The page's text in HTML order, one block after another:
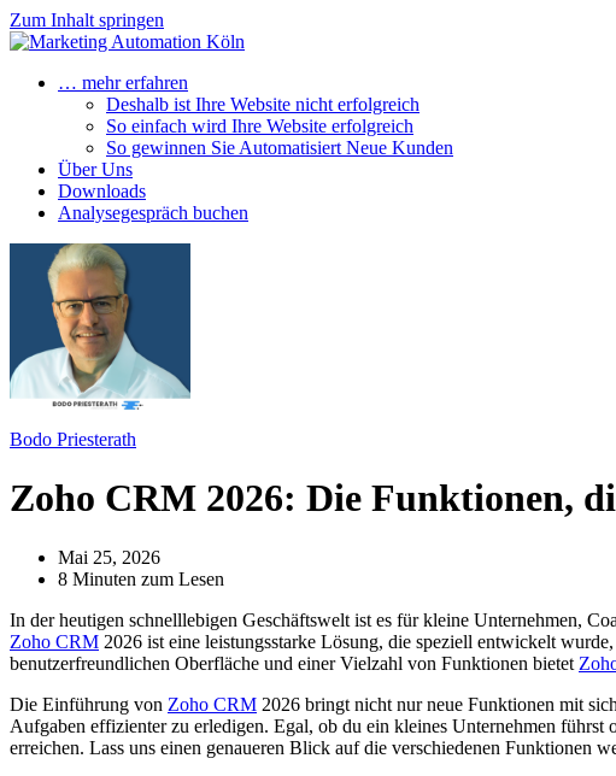
Zum Inhalt springen
… mehr erfahren
Deshalb ist Ihre Website nicht erfolgreich
So einfach wird Ihre Website erfolgreich
So gewinnen Sie Automatisiert Neue Kunden
Über Uns
Downloads
Analysegespräch buchen
Bodo Priesterath
Zoho CRM 2026: Die Funktionen,
Mai 25, 2026
8 Minuten zum Lesen
In der heutigen schnelllebigen Geschäftswelt ist es für kleine Unternehmen,
Zoho CRM 2026 ist eine leistungsstarke Lösung, die speziell entwickelt
benutzerfreundlichen Oberfläche und einer Vielzahl von Funktionen bietet
Die Einführung von Zoho CRM 2026 bringt nicht nur neue Funktionen mit
Aufgaben effizienter zu erledigen. Egal, ob du ein kleines Unternehmen führst
erreichen. Lass uns einen genaueren Blick auf die verschiedenen Funktionen